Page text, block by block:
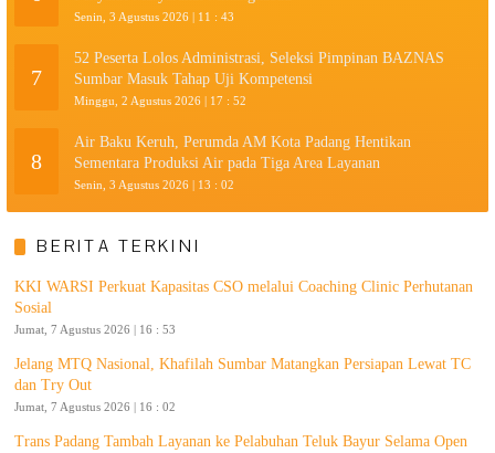
Senin, 3 Agustus 2026 | 11 : 43
7
52 Peserta Lolos Administrasi, Seleksi Pimpinan BAZNAS
Sumbar Masuk Tahap Uji Kompetensi
Minggu, 2 Agustus 2026 | 17 : 52
8
Air Baku Keruh, Perumda AM Kota Padang Hentikan
Sementara Produksi Air pada Tiga Area Layanan
Senin, 3 Agustus 2026 | 13 : 02
BERITA TERKINI
KKI WARSI Perkuat Kapasitas CSO melalui Coaching Clinic Perhutanan
Sosial
Jumat, 7 Agustus 2026 | 16 : 53
Jelang MTQ Nasional, Khafilah Sumbar Matangkan Persiapan Lewat TC
dan Try Out
Jumat, 7 Agustus 2026 | 16 : 02
Trans Padang Tambah Layanan ke Pelabuhan Teluk Bayur Selama Open